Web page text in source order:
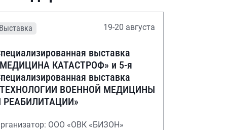
Выставка 19-20 августа
выставка
КАТАСТРОФ» и 5-я
выставка
ВОЕННОЙ МЕДИЦИНЫ
РЕАБИЛИТАЦИИ»
ООО «ОВК «БИЗОН»